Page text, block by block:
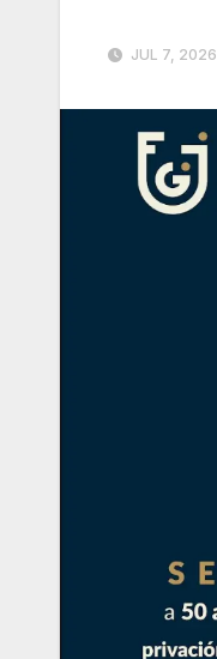
JUL 7, 2026